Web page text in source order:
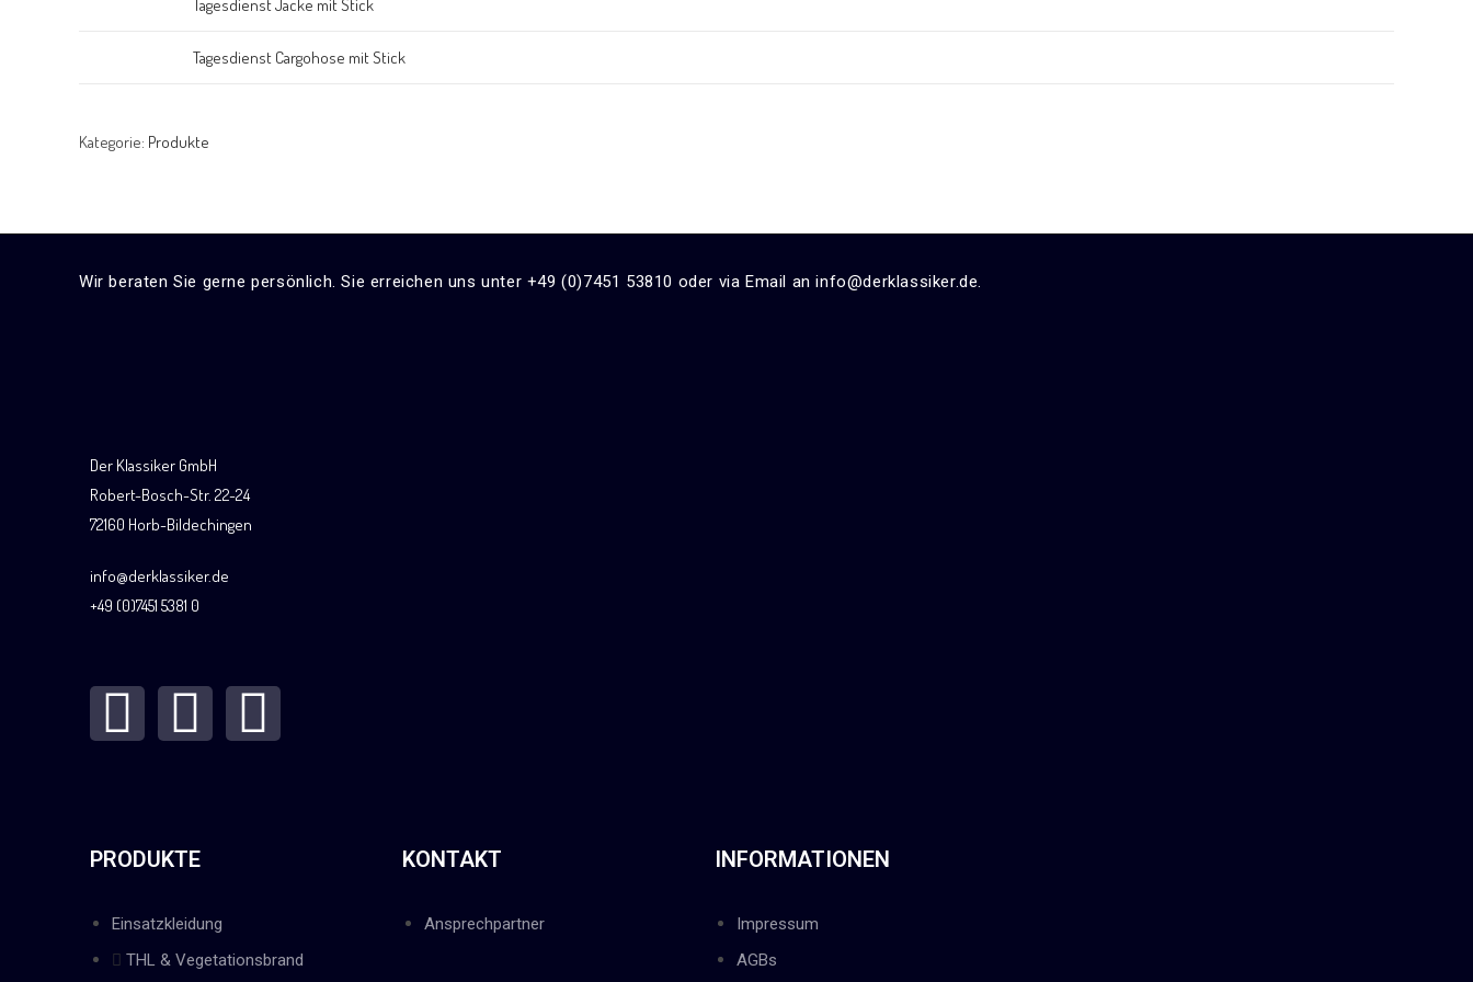
Tagesdienst Jacke mit Stick
Tagesdienst Cargohose mit Stick
Kategorie: Produkte
Wir beraten Sie gerne persönlich. Sie erreichen uns unter +49 (0)7451 53810 oder via Email an info@derklassiker.de.
Der Klassiker GmbH
Robert-Bosch-Str. 22-24
72160 Horb-Bildechingen
info@derklassiker.de
+49 (0)7451 5381 0
PRODUKTE
Einsatzkleidung
THL & Vegetationsbrand
KONTAKT
Ansprechpartner
INFORMATIONEN
Impressum
AGBs